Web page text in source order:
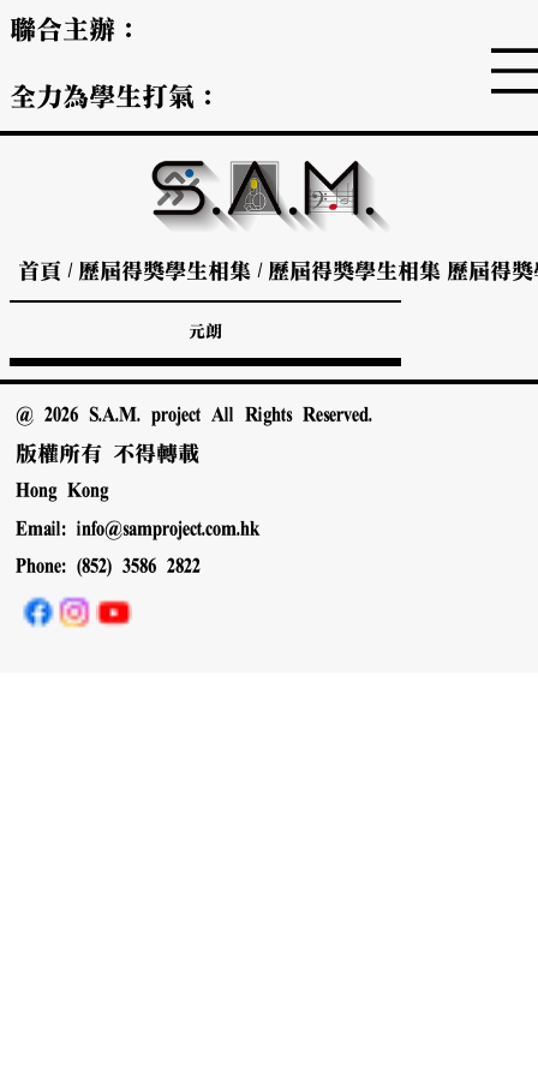
聯合主辦：
全力為學生打氣：
首頁 / 歷屆得獎學生相集 / 歷屆得獎學生相集 歷屆得
元朗
@ 2026 S.A.M. project All Rights Reserved.
版權所有 不得轉載
Hong Kong
Email: info@samproject.com.hk
Phone: (852) 3586 2822